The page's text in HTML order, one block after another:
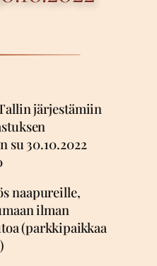
järjestämiin
30.10.2022
naapureille,
ilman
(parkkipaikkaa